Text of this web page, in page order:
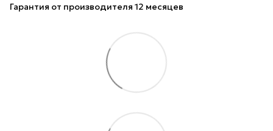
Гарантия от производителя 12 месяцев